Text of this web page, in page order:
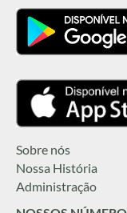
Sobre nós
Nossa História
Administração